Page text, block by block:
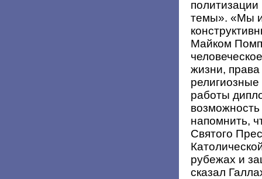
темы». «Мы
Майком
жизни, права
работы
напомнить,
Святого
рубежах и
сказал